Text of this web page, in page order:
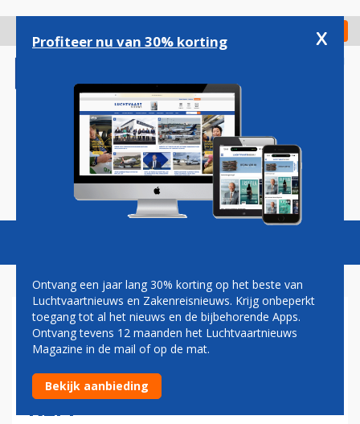
gaan
Check in
Magazine Podcasts Vacatures
GROEN LICHT VOOR DELTA EN
CHINA EASTERN VOOR
AANDEEL IN AIR FRANCE-
KLM
Profiteer nu van 30% korting x
Ontvang een jaar lang 30% korting op het beste van
Luchtvaartnieuws en Zakenreisnieuws. Krijg onbeperkt
toegang tot al het nieuws en de bijbehorende Apps.
Ontvang tevens 12 maanden het Luchtvaartnieuws
Magazine in de mail of op de mat.
Bekijk aanbieding